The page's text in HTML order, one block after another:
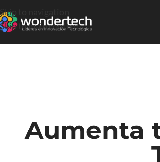
Skip to navigation
Skip to main content
Aumenta